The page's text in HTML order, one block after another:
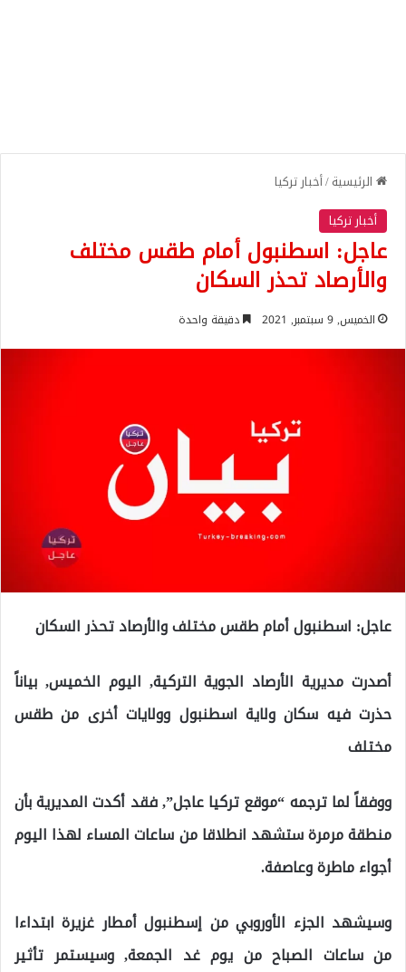
الرئيسية/أخبار تركيا
أخبار تركيا
عاجل: اسطنبول أمام طقس مختلف
والأرصاد تحذر السكان
الخميس, 9 سبتمبر, 2021 دقيقة واحدة
عاجل: اسطنبول أمام طقس مختلف والأرصاد تحذر السكان
أصدرت مديرية الأرصاد الجوية التركية, اليوم الخميس, بياناً
حذرت فيه سكان ولاية اسطنبول وولايات أخرى من طقس
مختلف
ووفقاً لما ترجمه “موقع تركيا عاجل”, فقد أكدت المديرية بأن
منطقة مرمرة ستشهد انطلاقا من ساعات المساء لهذا اليوم
أجواء ماطرة وعاصفة.
وسيشهد الجزء الأوروبي من إسطنبول أمطار غزيرة ابتداءا
من ساعات الصباح من يوم غد الجمعة, وسيستمر تأثير